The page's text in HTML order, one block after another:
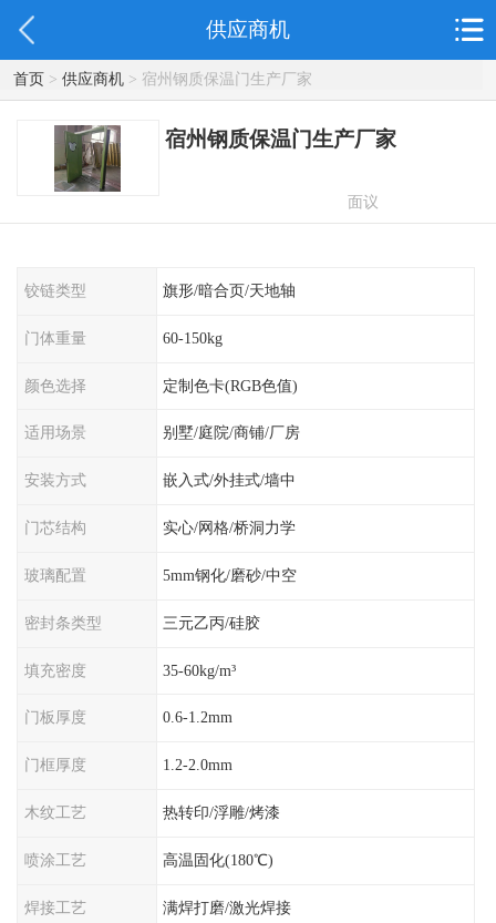
供应商机
首页> 供应商机> 宿州钢质保温门生产厂家
宿州钢质保温门生产厂家
面议
铰链类型 旗形/暗合页/天地轴
门体重量 60-150kg
颜色选择 定制色卡(RGB色值)
适用场景 别墅/庭院/商铺/厂房
安装方式 嵌入式/外挂式/墙中
门芯结构 实心/网格/桥洞力学
玻璃配置 5mm钢化/磨砂/中空
密封条类型 三元乙丙/硅胶
填充密度 35-60kg/m³
门板厚度 0.6-1.2mm
门框厚度 1.2-2.0mm
木纹工艺 热转印/浮雕/烤漆
喷涂工艺 高温固化(180℃)
焊接工艺 满焊打磨/激光焊接